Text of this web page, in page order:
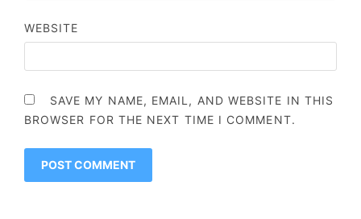
WEBSITE
SAVE MY NAME, EMAIL, AND WEBSITE IN THIS
BROWSER FOR THE NEXT TIME I COMMENT.